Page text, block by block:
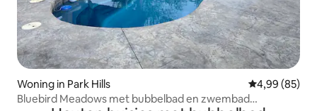
Woning in Park Hills Gemiddelde
4,99 (85)
Bluebird Meadows met bubbelbad en zwembad